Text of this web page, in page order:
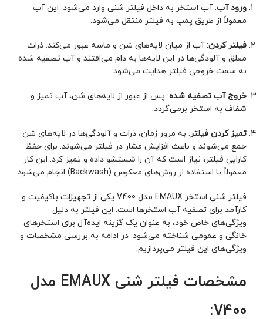
ورود آب: آب استخر به داخل فیلتر شنی وارد می‌شود. این آب
معمولاً از طریق پمپ به فیلتر منتقل می‌شود.
فیلتر کردن: آب از میان لایه‌های شن و ماسه عبور می‌کند. ذرات
معلق و آلودگی‌ها در این لایه‌ها به دام می‌افتند و آب تصفیه شده
به سمت خروجی فیلتر هدایت می‌شود.
خروج آب تصفیه شده: پس از عبور از لایه‌های شن، آب تمیز و
شفاف به استخر برمی‌گردد.
تمیز کردن فیلتر: به مرور زمان، ذرات و آلودگی‌ها در لایه‌های شن
جمع می‌شوند و باعث افزایش فشار در فیلتر می‌شوند. برای حفظ
کارایی فیلتر، نیاز است که آن را شستشو داده و تمیز کرد. این کار
معمولاً با استفاده از روش‌های معکوس (Backwash) انجام می‌شود
فیلتر شنی استخر EMAUX مدل V400 یکی از تجهیزات باکیفیت و
کارآمد برای تصفیه آب استخرها است. این فیلتر به دلیل
ویژگی‌های خاص خود، به عنوان یک گزینه ایده‌آل برای استخرهای
خانگی و عمومی شناخته می‌شود. در ادامه به بررسی مشخصات و
ویژگی‌های این فیلتر می‌پردازیم:
مشخصات فیلتر شنی EMAUX مدل
V400: